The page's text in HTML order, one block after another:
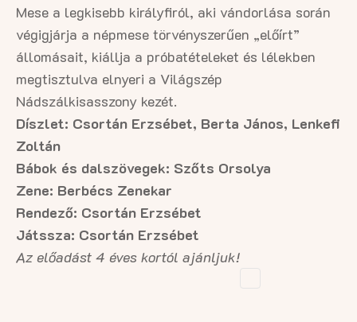
Mese a legkisebb királyfiról, aki vándorlása során
végigjárja a népmese törvényszerűen „előírt”
állomásait, kiállja a próbatételeket és lélekben
megtisztulva elnyeri a Világszép
Nádszálkisasszony kezét.
Díszlet: Csortán Erzsébet, Berta János, Lenkefi
Zoltán
Bábok és dalszövegek: Szőts Orsolya
Zene: Berbécs Zenekar
Rendező: Csortán Erzsébet
Játssza: Csortán Erzsébet
Az előadást 4 éves kortól ajánljuk!